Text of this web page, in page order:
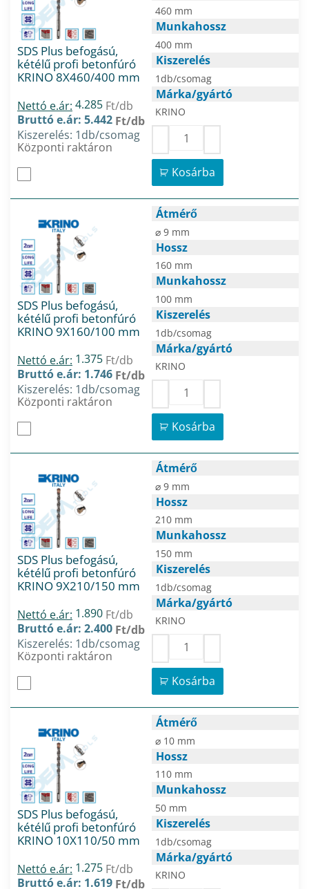
SDS Plus befogású,
kétélű profi betonfúró
KRINO 8X460/400 mm
Nettó e.ár: 4.285 Ft/db
Bruttó e.ár: 5.442 Ft/db
Kiszerelés: 1db/csomag
Központi raktáron
460 mm
Munkahossz
400 mm
Kiszerelés
1db/csomag
Márka/gyártó
KRINO
Kosárba
SDS Plus befogású,
kétélű profi betonfúró
KRINO 9X160/100 mm
Nettó e.ár: 1.375 Ft/db
Bruttó e.ár: 1.746 Ft/db
Kiszerelés: 1db/csomag
Központi raktáron
Átmérő
⌀ 9 mm
Hossz
160 mm
Munkahossz
100 mm
Kiszerelés
1db/csomag
Márka/gyártó
KRINO
Kosárba
SDS Plus befogású,
kétélű profi betonfúró
KRINO 9X210/150 mm
Nettó e.ár: 1.890 Ft/db
Bruttó e.ár: 2.400 Ft/db
Kiszerelés: 1db/csomag
Központi raktáron
Átmérő
⌀ 9 mm
Hossz
210 mm
Munkahossz
150 mm
Kiszerelés
1db/csomag
Márka/gyártó
KRINO
Kosárba
SDS Plus befogású,
kétélű profi betonfúró
KRINO 10X110/50 mm
Nettó e.ár: 1.275 Ft/db
Bruttó e.ár: 1.619 Ft/db
Átmérő
⌀ 10 mm
Hossz
110 mm
Munkahossz
50 mm
Kiszerelés
1db/csomag
Márka/gyártó
KRINO